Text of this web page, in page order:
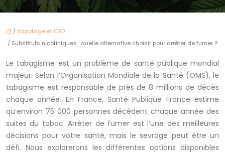
/Vapotage et CBD
/ Substituts nicotiniques : quelle alternative choisir pour arrêter de fumer ?
Le tabagisme est un problème de santé publique mondial
majeur. Selon l’Organisation Mondiale de la Santé (OMS), le
tabagisme est responsable de près de 8 millions de décès
chaque année. En France, Santé Publique France estime
qu’environ 75 000 personnes décèdent chaque année des
suites du tabac. Arrêter de fumer est l’une des meilleures
décisions pour votre santé, mais le sevrage peut être un
défi. Nous explorerons les différentes options disponibles